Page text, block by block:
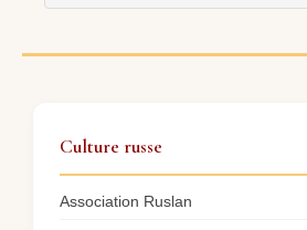
Culture russe
Association Ruslan